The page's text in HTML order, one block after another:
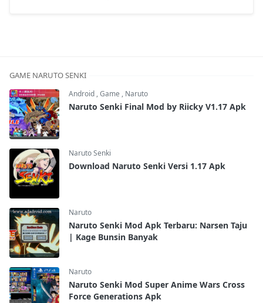
GAME NARUTO SENKI
Android ,Game , Naruto
Naruto Senki Final Mod by Riicky V1.17 Apk
Naruto Senki
Download Naruto Senki Versi 1.17 Apk
Naruto
Naruto Senki Mod Apk Terbaru: Narsen Taju
| Kage Bunsin Banyak
Naruto
Naruto Senki Mod Super Anime Wars Cross
Force Generations Apk